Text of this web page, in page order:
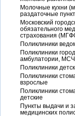
Молочные кухни
раздаточные
Московский
обязательного
страхования
Поликлиники
Поликлиники
амбулатории, МСЧ
Поликлиники
Поликлиники
взрослые
Поликлиники
детские
Пункты выдачи и
медицинских